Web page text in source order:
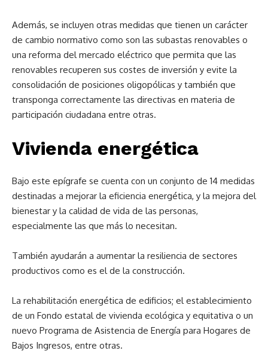
Además, se incluyen otras medidas que tienen un carácter
de cambio normativo como son las subastas renovables o
una reforma del mercado eléctrico que permita que las
renovables recuperen sus costes de inversión y evite la
consolidación de posiciones oligopólicas y también que
transponga correctamente las directivas en materia de
participación ciudadana entre otras.
Vivienda energética
Bajo este epígrafe se cuenta con un conjunto de 14 medidas
destinadas a mejorar la eficiencia energética, y la mejora del
bienestar y la calidad de vida de las personas,
especialmente las que más lo necesitan.
También ayudarán a aumentar la resiliencia de sectores
productivos como es el de la construcción.
La rehabilitación energética de edificios; el establecimiento
de un Fondo estatal de vivienda ecológica y equitativa o un
nuevo Programa de Asistencia de Energía para Hogares de
Bajos Ingresos, entre otras.